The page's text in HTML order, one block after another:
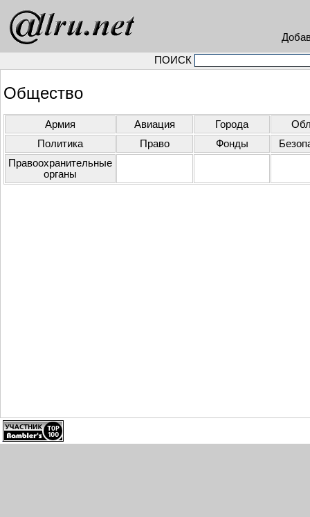
ПОИСК
Общество
Армия Авиация Города
Политика
Право Фонды
Правоохранительные
органы